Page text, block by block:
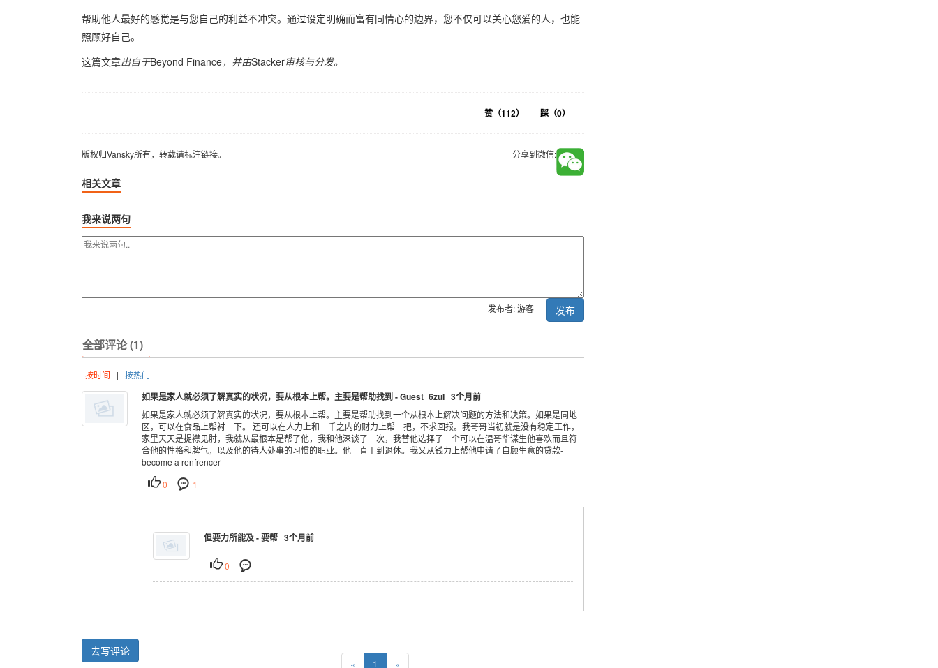
帮助他人最好的感觉是与您自己的利益不冲突。通过设定明确而富有同情心的边界，您不仅可以关心您爱的人，也能
照顾好自己。
这篇文章出自于Beyond Finance，并由Stacker审核与分发。
赞（112） 踩（0）
版权归Vansky所有，转载请标注链接。 分享到微信:
相关文章
我来说两句
发布者: 游客 发布
全部评论 (1)
按时间 | 按热门
如果是家人就必须了解真实的状况，要从根本上帮。主要是帮助找到 - Guest_6zuI 3个月前
如果是家人就必须了解真实的状况，要从根本上帮。主要是帮助找到一个从根本上解决问题的方法和决策。如果是同地
区，可以在食品上帮衬一下。 还可以在人力上和一千之内的财力上帮一把，不求回报。我哥哥当初就是没有稳定工作，
家里天天是捉襟见肘，我就从最根本是帮了他，我和他深谈了一次，我替他选择了一个可以在温哥华谋生他喜欢而且符
合他的性格和脾气，以及他的待人处事的习惯的职业。他一直干到退休。我又从钱力上帮他申请了自顾生意的贷款-
become a renfrencer
0
1
但要力所能及 - 要帮 3个月前
0
去写评论
« 1 »